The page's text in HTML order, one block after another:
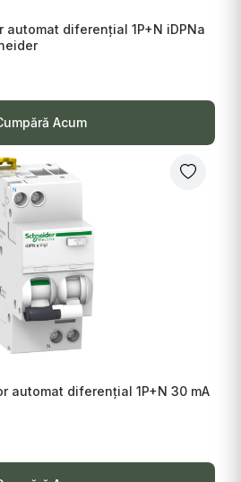
automat diferențial 1P+N iDPNa
Acum
automat diferențial 1P+N 30 mA